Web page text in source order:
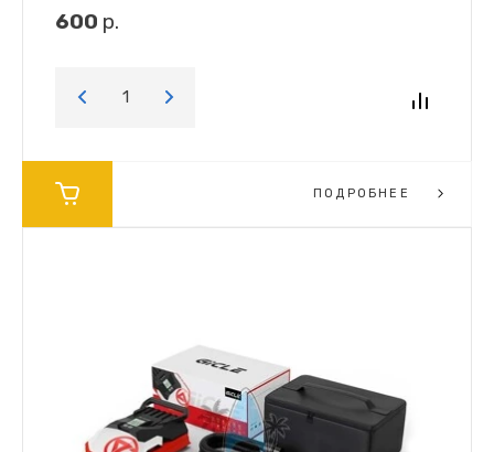
600 р.
ПОДРОБНЕЕ